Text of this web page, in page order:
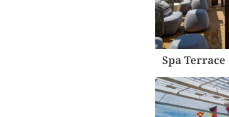
Spa Terrace